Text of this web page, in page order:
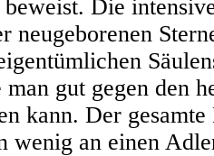
Die
neugeborenen
gut gegen den
kann. Der
wenig an einen